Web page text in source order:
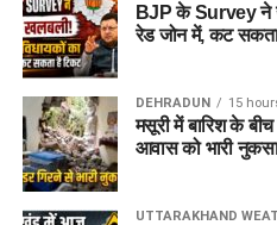
BJP के Survey ने
रेड जोन में, कट
DEHRADUN 15
मसूरी में बारिश के
आवास को भारी
UTTARAKHAND